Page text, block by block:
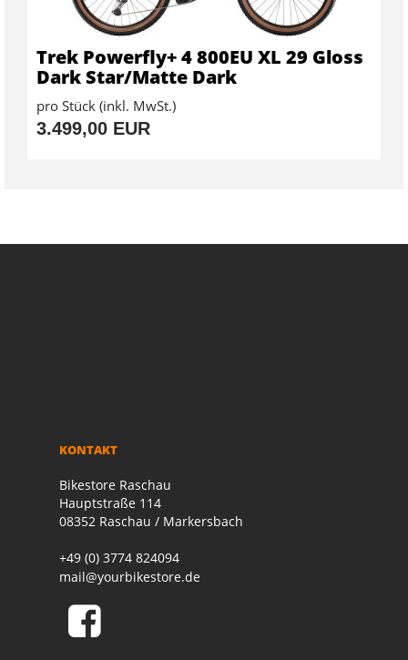
Trek Powerfly+ 4 800EU XL 29 Gloss
Dark Star/Matte Dark
pro Stück (inkl. MwSt.)
3.499,00 EUR
KONTAKT
Bikestore Raschau
Hauptstraße 114
08352 Raschau / Markersbach
+49 (0) 3774 824094
mail@yourbikestore.de